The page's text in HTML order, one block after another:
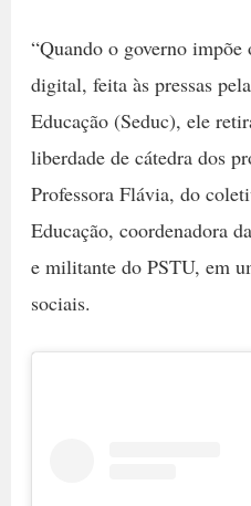
“Quando o governo
digital, feita às pressas
Educação (Seduc), ele
liberdade de cátedra dos
Professora Flávia, do
Educação, coordenadora
e militante do PSTU, em
sociais.